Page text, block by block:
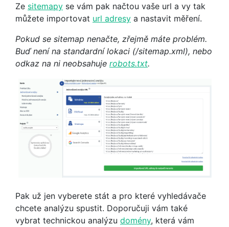
Ze sitemapy se vám pak načtou vaše url a vy tak
můžete importovat url adresy a nastavit měření.
Pokud se sitemap nenačte, zřejmě máte problém.
Buď není na standardní lokaci (/sitemap.xml), nebo
odkaz na ni neobsahuje robots.txt.
Pak už jen vyberete stát a pro které vyhledávače
chcete analýzu spustit. Doporučuji vám také
vybrat technickou analýzu domény, která vám